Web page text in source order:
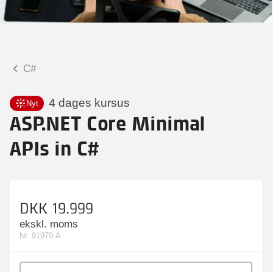
C#
Nyt 4 dages kursus
ASP.NET Core Minimal
APIs in C#
DKK 19.999
ekskl. moms
Nr. 91979 A